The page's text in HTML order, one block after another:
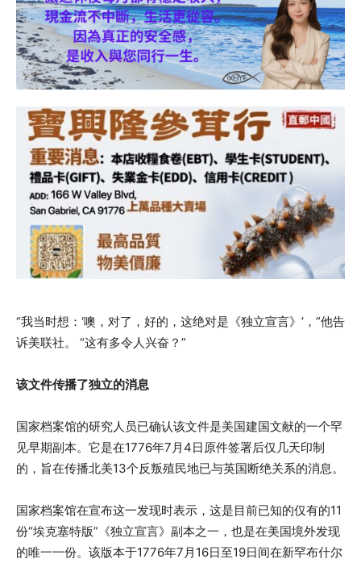
“我当时想：‘噢，对了，好的，这绝对是《独立宣言》’，”他告
诉美联社。 “这有多令人兴奋？”
该文件传播了独立的消息
国家档案馆的研究人员已确认该文件是美国建国文献的一个罕
见早期副本。它是在1776年7月4日原件签署后仅几天印制
的，旨在传播北美13个反叛殖民地已与英国断绝关系的消息。
国家档案馆在宣布这一发现时表示，这是目前已知的仅有的11
份“埃克塞特版”《独立宣言》副本之一，也是在美国境外发现
的唯一一份。该版本于1776年7月16日至19日间在新罕布什尔